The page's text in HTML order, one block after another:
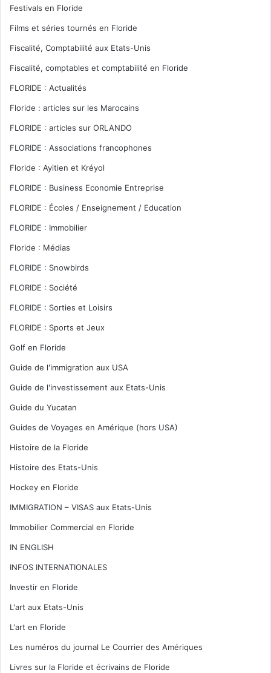
Festivals en Floride
Films et séries tournés en Floride
Fiscalité, Comptabilité aux Etats-Unis
Fiscalité, comptables et comptabilité en Floride
FLORIDE : Actualités
Floride : articles sur les Marocains
FLORIDE : articles sur ORLANDO
FLORIDE : Associations francophones
Floride : Ayitien et Kréyol
FLORIDE : Business Economie Entreprise
FLORIDE : Écoles / Enseignement / Education
FLORIDE : Immobilier
Floride : Médias
FLORIDE : Snowbirds
FLORIDE : Société
FLORIDE : Sorties et Loisirs
FLORIDE : Sports et Jeux
Golf en Floride
Guide de l'immigration aux USA
Guide de l'investissement aux Etats-Unis
Guide du Yucatan
Guides de Voyages en Amérique (hors USA)
Histoire de la Floride
Histoire des Etats-Unis
Hockey en Floride
IMMIGRATION – VISAS aux Etats-Unis
Immobilier Commercial en Floride
IN ENGLISH
INFOS INTERNATIONALES
Investir en Floride
L'art aux Etats-Unis
L'art en Floride
Les numéros du journal Le Courrier des Amériques
Livres sur la Floride et écrivains de Floride